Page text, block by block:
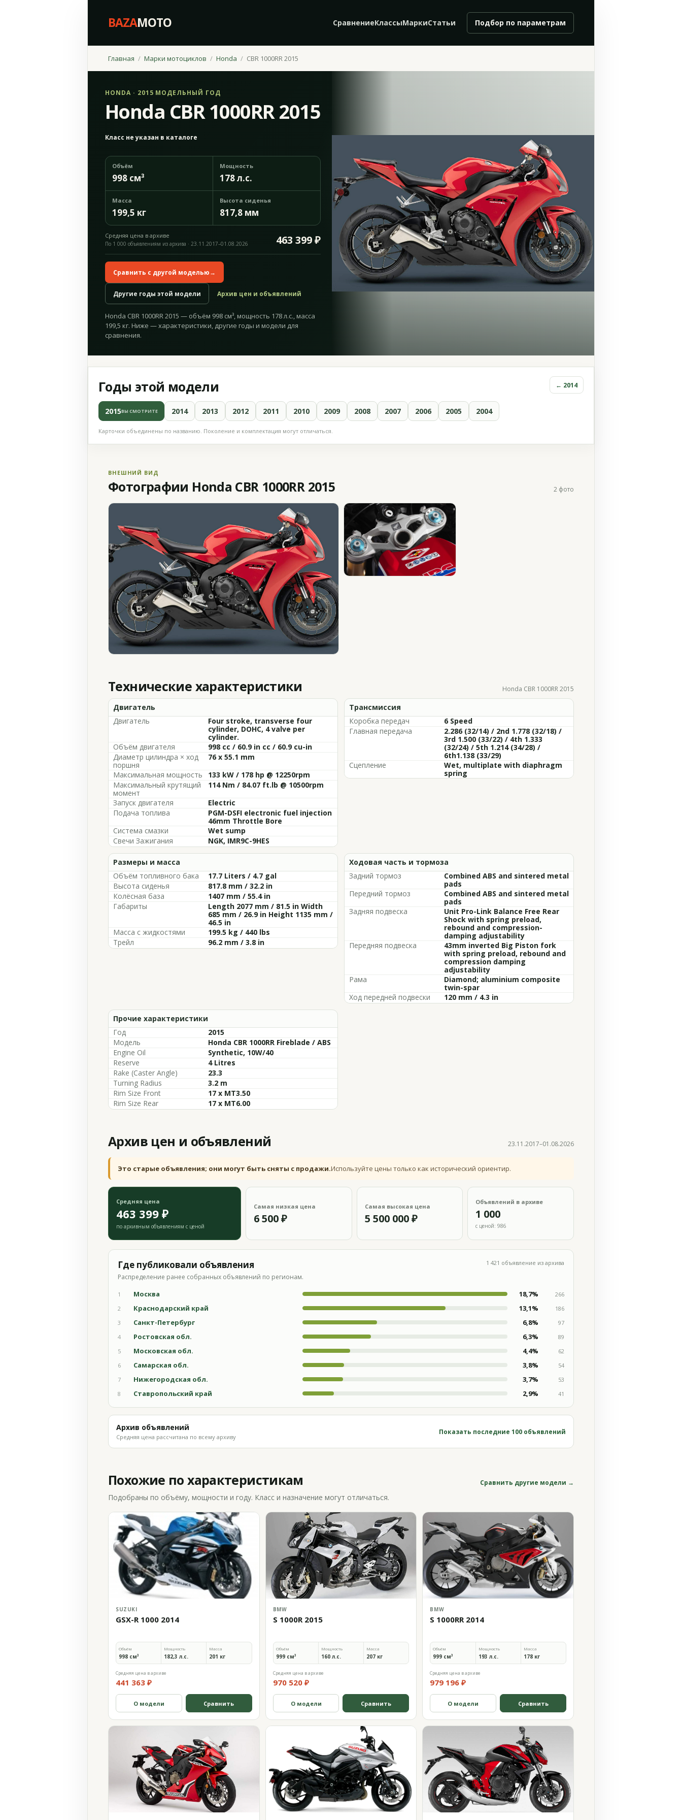
BAZAMOTO СравнениеКлассыМаркиСтатьи Подбор по параметрам
Главная Марки мотоциклов Honda CBR 1000RR 2015
HONDA · 2015 МОДЕЛЬНЫЙ ГОД
Honda CBR 1000RR 2015
Класс не указан в каталоге
Объём
998 см³
Мощность
178 л.с.
Масса
199,5 кг
Высота сиденья
817,8 мм
Средняя цена в архиве 463 399 ₽
По 1 000 объявлениям из архива · 23.11.2017–01.08.2026
Сравнить с другой моделью→
Другие годы этой модели Архив цен и объявлений
Honda CBR 1000RR 2015 — объём 998 см³, мощность 178 л.с., масса
199,5 кг. Ниже — характеристики, другие годы и модели для
сравнения.
Годы этой модели ← 2014
2015ВЫ СМОТРИТЕ 2014 2013 2012 2011 2010 2009 2008 2007 2006 2005 2004
Карточки объединены по названию. Поколение и комплектация могут отличаться.
ВНЕШНИЙ ВИД
Фотографии Honda CBR 1000RR 2015 2 фото
Технические характеристики Honda CBR 1000RR 2015
Двигатель
Двигатель
Four stroke, transverse four
cylinder, DOHC, 4 valve per
cylinder.
Объём двигателя
998 cc / 60.9 in cc / 60.9 cu-in
Диаметр цилиндра × ход
поршня
76 x 55.1 mm
Максимальная мощность
133 kW / 178 hp @ 12250rpm
Максимальный крутящий
момент
114 Nm / 84.07 ft.lb @ 10500rpm
Запуск двигателя
Electric
Подача топлива
PGM-DSFI electronic fuel injection
46mm Throttle Bore
Система смазки
Wet sump
Свечи Зажигания
NGK, IMR9C-9HES
Трансмиссия
Коробка передач
6 Speed
Главная передача
2.286 (32/14) / 2nd 1.778 (32/18) /
3rd 1.500 (33/22) / 4th 1.333
(32/24) / 5th 1.214 (34/28) /
6th1.138 (33/29)
Сцепление
Wet, multiplate with diaphragm
spring
Размеры и масса
Объём топливного бака
17.7 Liters / 4.7 gal
Высота сиденья
817.8 mm / 32.2 in
Колёсная база
1407 mm / 55.4 in
Габариты
Length 2077 mm / 81.5 in Width
685 mm / 26.9 in Height 1135 mm /
46.5 in
Масса с жидкостями
199.5 kg / 440 lbs
Трейл
96.2 mm / 3.8 in
Ходовая часть и тормоза
Задний тормоз
Combined ABS and sintered metal
pads
Передний тормоз
Combined ABS and sintered metal
pads
Задняя подвеска
Unit Pro-Link Balance Free Rear
Shock with spring preload,
rebound and compression-
damping adjustability
Передняя подвеска
43mm inverted Big Piston fork
with spring preload, rebound and
compression damping
adjustability
Рама
Diamond; aluminium composite
twin-spar
Ход передней подвески
120 mm / 4.3 in
Прочие характеристики
Год
2015
Модель
Honda CBR 1000RR Fireblade / ABS
Engine Oil
Synthetic, 10W/40
Reserve
4 Litres
Rake (Caster Angle)
23.3
Turning Radius
3.2 m
Rim Size Front
17 x MT3.50
Rim Size Rear
17 x MT6.00
Архив цен и объявлений 23.11.2017–01.08.2026
Это старые объявления; они могут быть сняты с продажи.Используйте цены только как исторический ориентир.
Средняя цена
463 399 ₽
по архивным объявлениям с ценой
Самая низкая цена
6 500 ₽
Самая высокая цена
5 500 000 ₽
Объявлений в архиве
1 000
с ценой: 986
Где публиковали объявления
Распределение ранее собранных объявлений по регионам.
1 421 объявление из архива
1 Москва 18,7%
266
2
Краснодарский край 13,1%
186
3
Санкт-Петербург 6,8%
97
4
Ростовская обл. 6,3%
89
5
Московская обл. 4,4%
62
6
Самарская обл. 3,8%
54
7
Нижегородская обл. 3,7%
53
8
Ставропольский край 2,9% 41
Архив объявлений
Средняя цена рассчитана по всему архиву
Показать последние 100 объявлений
Похожие по характеристикам Сравнить другие модели →
Подобраны по объёму, мощности и году. Класс и назначение могут отличаться.
SUZUKI
GSX-R 1000 2014
Объём
998 см³
Мощность
182,3 л.с.
Масса
201 кг
Средняя цена в архиве
441 363 ₽
О модели Сравнить
BMW
S 1000R 2015
Объём
999 см³
Мощность
160 л.с.
Масса
207 кг
Средняя цена в архиве
970 520 ₽
О модели Сравнить
BMW
S 1000RR 2014
Объём
999 см³
Мощность
193 л.с.
Масса
178 кг
Средняя цена в архиве
979 196 ₽
О модели Сравнить